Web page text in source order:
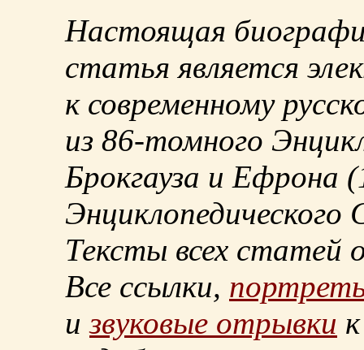
Настоящая
статья является
к современному
из 86-томного
Брокгауза и Ефрона
Энциклопедического
Тексты всех статей
Все ссылки,
извуковые отрывки